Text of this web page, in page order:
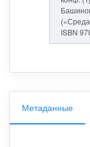
ISBN
Метаданные